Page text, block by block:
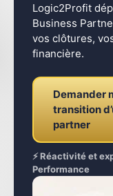
Logic2Profit
Business
vos clôtures,
financière.
Demander
transition
partner
⚡ Réactivité et
Performance